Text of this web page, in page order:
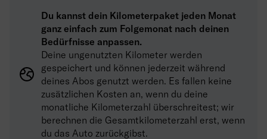
Du kannst dein Kilometerpaket jeden Monat
ganz einfach zum Folgemonat nach deinen
Bedürfnisse anpassen.
Deine ungenutzten Kilometer werden
gespeichert und können jederzeit während
deines Abos genutzt werden. Es fallen keine
zusätzlichen Kosten an, wenn du deine
monatliche Kilometerzahl überschreitest; wir
berechnen die Gesamtkilometerzahl erst, wenn
du das Auto zurückgibst.